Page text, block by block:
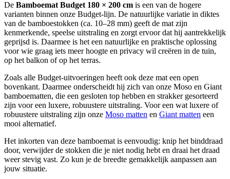
De Bamboemat Budget 180 × 200 cm is een van de hogere
varianten binnen onze Budget-lijn. De natuurlijke variatie in diktes
van de bamboestokken (ca. 10–28 mm) geeft de mat zijn
kenmerkende, speelse uitstraling en zorgt ervoor dat hij aantrekkelijk
geprijsd is. Daarmee is het een natuurlijke en praktische oplossing
voor wie graag iets meer hoogte en privacy wil creëren in de tuin,
op het balkon of op het terras.
Zoals alle Budget-uitvoeringen heeft ook deze mat een open
bovenkant. Daarmee onderscheidt hij zich van onze Moso en Giant
bamboematten, die een gesloten top hebben en strakker gesorteerd
zijn voor een luxere, robuustere uitstraling. Voor een wat luxere of
robuustere uitstraling zijn onze Moso matten en Giant matten een
mooi alternatief.
Het inkorten van deze bamboemat is eenvoudig: knip het binddraad
door, verwijder de stokken die je niet nodig hebt en draai het draad
weer stevig vast. Zo kun je de breedte gemakkelijk aanpassen aan
jouw situatie.